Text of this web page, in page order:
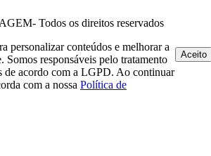
Todos os direitos reservados
personalizar conteúdos e melhorar a
Somos responsáveis pelo tratamento
de acordo com a LGPD. Ao continuar
com a nossa Política de
Aceito